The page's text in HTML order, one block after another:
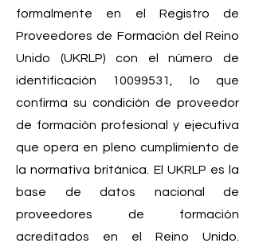
formalmente en el Registro de
Proveedores de Formación del Reino
Unido (UKRLP) con el número de
identificación
10099531
, lo que
confirma su condición de proveedor
de formación profesional y ejecutiva
que opera en pleno cumplimiento de
la normativa británica. El UKRLP es la
base de datos nacional de
proveedores de formación
acreditados en el Reino Unido.